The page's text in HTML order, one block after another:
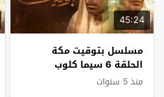
45:24
مسلسل بتوقيت مكة
الحلقة 6 سيما كلوب
منذ 5 سنوات